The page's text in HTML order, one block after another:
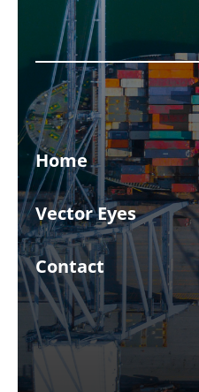
Home
Vector Eyes
Contact